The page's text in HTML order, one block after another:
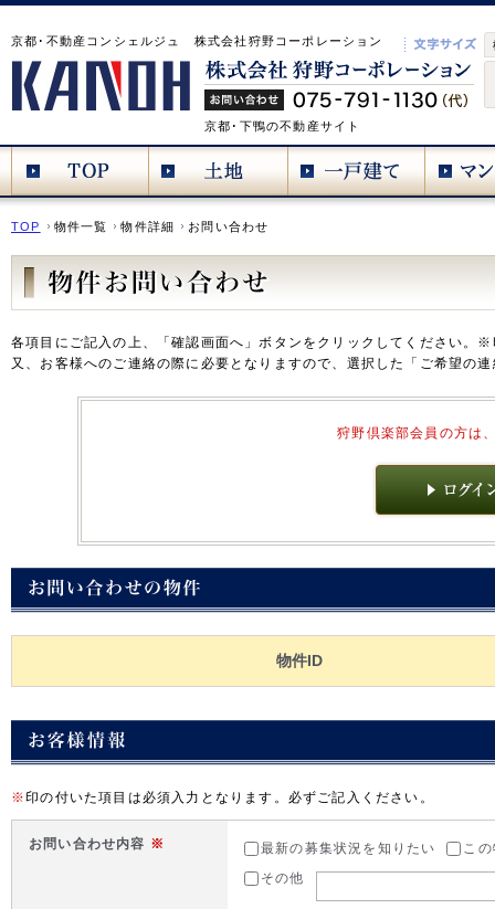
京都･不動産コンシェルジュ 株式会社狩野コーポレーション
京都･下鴨の不動産サイト
TOP 物件一覧 物件詳細 お問い合わせ
各項目にご記入の上、「確認画面へ」ボタンをクリックしてください。
又、お客様へのご連絡の際に必要となりますので、選択した「ご希望の
狩野倶楽部会員の方は
物件ID
※印の付いた項目は必須入力となります。必ずご記入ください。
お問い合わせ内容 ※ 最新の募集状況を知りたい
こ
その他